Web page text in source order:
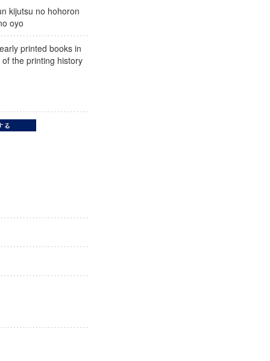
kijutsu no hohoron
oyo
printed books in
the printing history